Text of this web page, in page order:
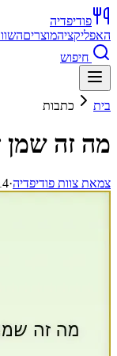
פודיפדיה
האפליקציהמוצרים
חיפוש
בית כתבות
מה זה שמן
צמאת צוות פודיפדיה·
14